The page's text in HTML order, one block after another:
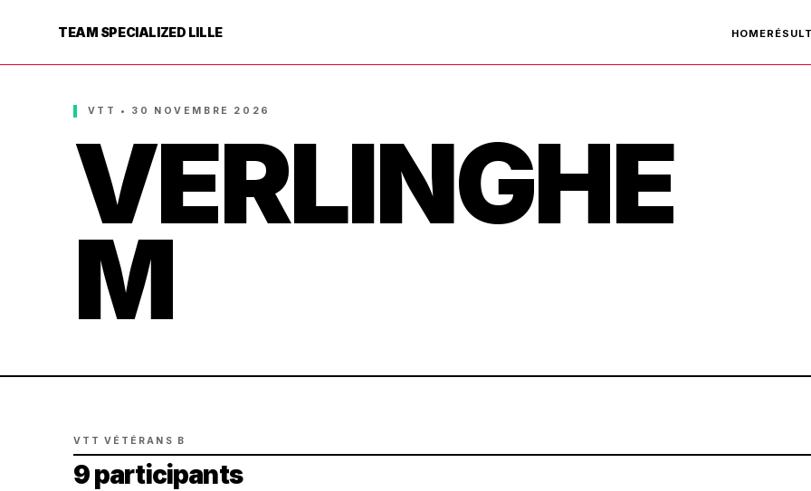
TEAM SPECIALIZED LILLE HOME
VTT • 30 NOVEMBRE 2026
VERLINGHE
M
VTT VÉTÉRANS B
9 participants